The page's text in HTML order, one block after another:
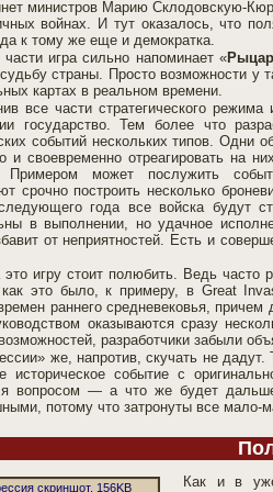
министров Марию Склодовскую-
войнах. И тут оказалось, что
к тому же еще и демократка.
игра сильно напоминает «
страны. Просто возможности
картах в реальном времени.
все части стратегического
государство. Тем более что
событий нескольких типов. Одни
и своевременно отреагировать на
Примером может послужить
срочно построить несколько
года все войска будут
в выполнении, но удачное
от неприятностей. Есть и
игру стоит полюбить. Ведь часто
это было, к примеру, в Great
раннего средневековья,
оказываются сразу
разработчики забыли
же, напротив, скучать не
историческое событие с
вопросом — а что же будет
потому что затронуты все мало-
Как и в